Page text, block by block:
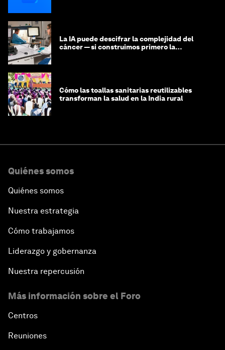
La IA puede descifrar la complejidad del
cáncer — si construimos primero la
Cómo las toallas sanitarias reutilizables
transforman la salud en la India rural
Quiénes somos
Quiénes somos
Nuestra estrategia
Cómo trabajamos
Liderazgo y gobernanza
Nuestra repercusión
Más información sobre el Foro
Centros
Reuniones